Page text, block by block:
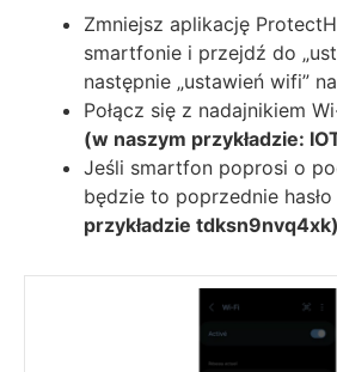
Zmniejsz aplikację
smartfonie i przejdź do
następnie „ustawień wifi”
Połącz się z nadajnikiem
(w naszym przykładzie:
Jeśli smartfon poprosi o
będzie to poprzednie hasło
przykładzie tdksn9nvq4xk)